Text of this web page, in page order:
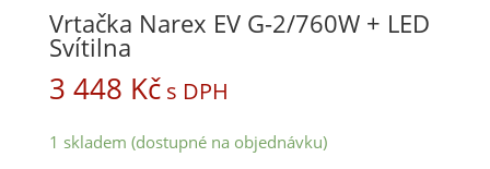
Vrtačka Narex EV G-2/760W + LED
Svítilna
3 448 Kč s DPH
1 skladem (dostupné na objednávku)